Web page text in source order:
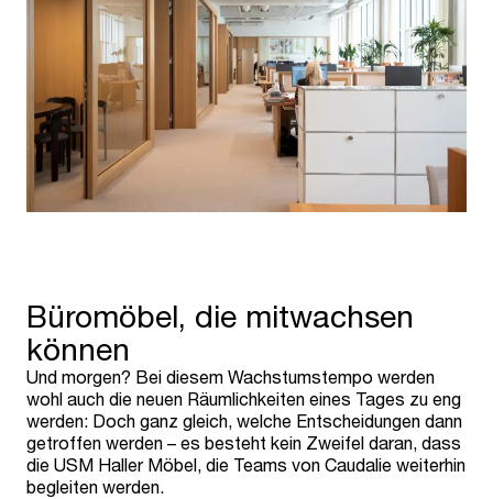
Büromöbel, die mitwachsen
können
Und morgen? Bei diesem Wachstumstempo werden
wohl auch die neuen Räumlichkeiten eines Tages zu eng
werden: Doch ganz gleich, welche Entscheidungen dann
getroffen werden – es besteht kein Zweifel daran, dass
die USM Haller Möbel, die Teams von Caudalie weiterhin
begleiten werden.